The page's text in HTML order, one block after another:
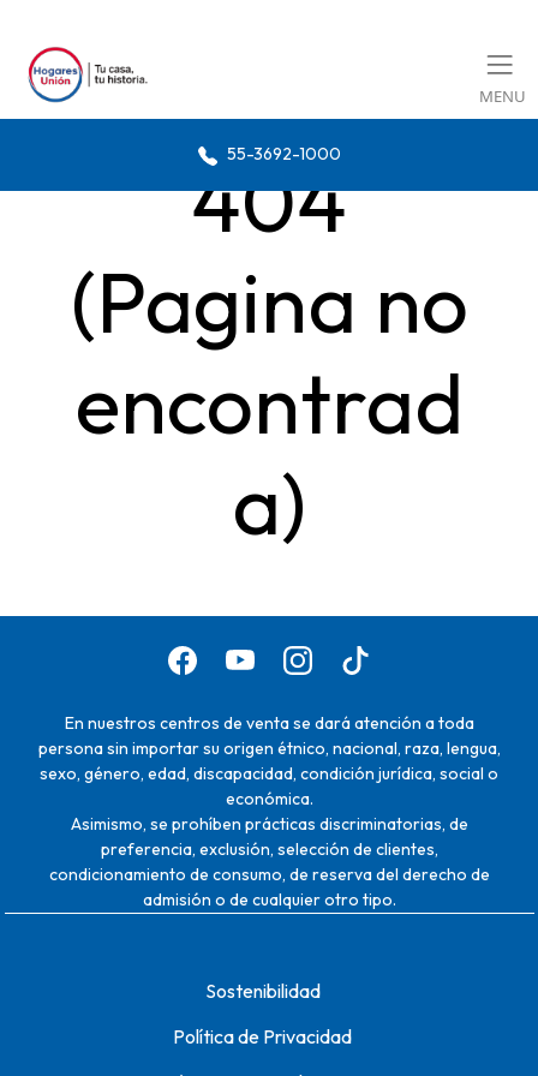
MENU
55-3692-1000
404
(Pagina no
encontrad
a)
En nuestros centros de venta se dará atención a toda
persona sin importar su origen étnico, nacional, raza, lengua,
sexo, género, edad, discapacidad, condición jurídica, social o
económica.
Asimismo, se prohíben prácticas discriminatorias, de
preferencia, exclusión, selección de clientes,
condicionamiento de consumo, de reserva del derecho de
admisión o de cualquier otro tipo.
Sostenibilidad
Política de Privacidad